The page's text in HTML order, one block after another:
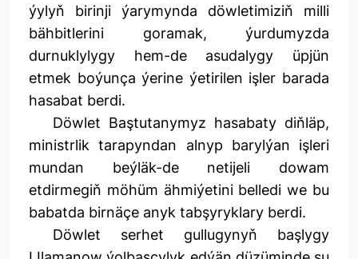
ýylyň birinji ýarymynda döwletimiziň milli
bähbitlerini goramak, ýurdumyzda
durnuklylygy hem-de asudalygy üpjün
etmek boýunça ýerine ýetirilen işler barada
hasabat berdi.
Döwlet Baştutanymyz hasabaty diňläp,
ministrlik tarapyndan alnyp barylýan işleri
mundan beýläk-de netijeli dowam
etdirmegiň möhüm ähmiýetini belledi we bu
babatda birnäçe anyk tabşyryklary berdi.
Döwlet serhet gullugynyň başlygy